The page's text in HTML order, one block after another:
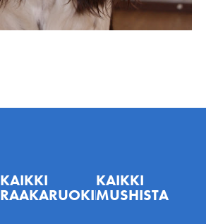
KAIKKI
RAAKARUOKINNASTA
KAIKKI
MUSHISTA